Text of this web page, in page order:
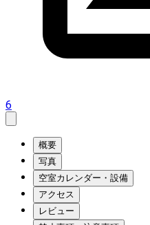
6
概要
写真
空室カレンダー・設備
アクセス
レビュー